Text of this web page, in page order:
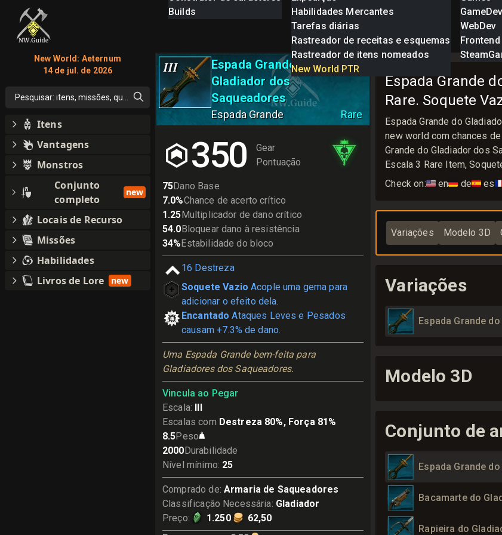
Builds
Habilidades Mercantes
Tarefas diárias
Rastreador de receitas e esquemas
Rastreador de itens nomeados
New World PTR
GameDev
WebDev
Frontend
III
Espada Grande do
Gladiador dos
Saqueadores
Espada Grande Rare
350
Gear
Pontuação
75Dano Base
7.0%Chance de acerto crítico
1.25Multiplicador de dano crítico
54.0Bloquear dano à resistência
34%Estabilidade do bloco
16 Destreza
Soquete Vazio Acople uma gema para
adicionar o efeito dela.
Encantado Ataques Leves e Pesados
causam +7.3% de dano.
Uma Espada Grande bem-feita para
Gladiadores dos Saqueadores.
Vincula ao Pegar
Escala: III
Escalas com Destreza 80%, Força 81%
8.5Peso
2000Durabilidade
Nível mínimo: 25
Comprado de: Armaria de Saqueadores
Classificação Necessária: Gladiador
Preço: 1.250
62,50
Espada Grande
Rare. Soquete
Espada Grande do
new world com chances
Grande do Gladiador dos
Escala 3 Rare Item,
Check on:🇺🇸 en🇩🇪 de🇪🇸 es
Variações Modelo 3D
Variações
Espada Grande
Modelo 3D
Conjunto de
Espada Grande
Bacamarte do
Rapieira do
New World: Aeternum
14 de jul. de 2026
Pesquisar: itens, missões, qualquer coisa
Itens
Vantagens
Monstros
Conjunto
completo
new
Locais de Recurso
Missões
Habilidades
Livros de Lore
new